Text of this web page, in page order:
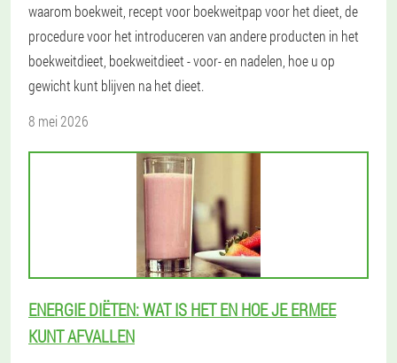
waarom boekweit, recept voor boekweitpap voor het dieet, de
procedure voor het introduceren van andere producten in het
boekweitdieet, boekweitdieet - voor- en nadelen, hoe u op
gewicht kunt blijven na het dieet.
8 mei 2026
ENERGIE DIËTEN: WAT IS HET EN HOE JE ERMEE
KUNT AFVALLEN